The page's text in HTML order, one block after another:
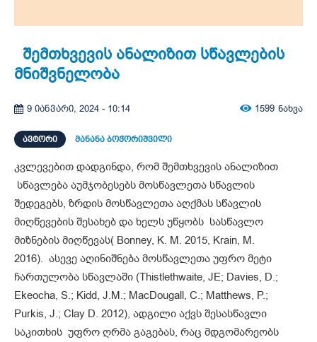
შემთხვევის ანალიზით სწავლების
მნიშვნელობა
9 იანვარი, 2024 - 10:14 1599 ნახვა
ᲐᲕᲢᲝᲠᲘ მანანა ბოჭორიშვილი
კვლევებით დადგინდა, რომ შემთხვევის ანალიზით
სწავლება აუმჯობესებს მოსწავლეთა სწავლის
შედეგებს, ზრდის მოსწავლეთა აღქმას სწავლის
მიღწევების შესახებ და ხელს უწყობს სასწავლო
მიზნების მიღწევას( Bonney, K. M. 2015, Krain, M.
2016). ასევე აღინიშნება მოსწავლეთა უფრო მეტი
ჩართულობა სწავლაში (Thistlethwaite, JE; Davies, D.;
Ekeocha, S.; Kidd, J.M.; MacDougall, C.; Matthews, P.;
Purkis, J.; Clay D. 2012), ადგილი აქვს შესასწავლი
საკითხის უფრო ღრმა გაგებას, რაც მდგომარეობს